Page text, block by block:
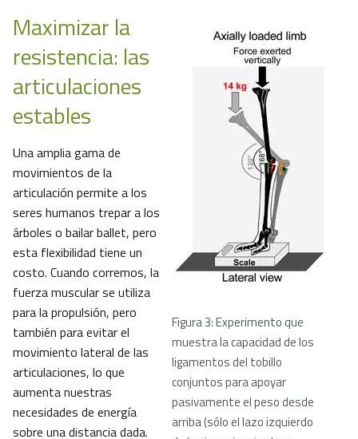
Figura 3: Experimento que
muestra la capacidad de los
ligamentos del tobillo
conjuntos para apoyar
pasivamente el peso desde
arriba (sólo el lazo izquierdo
Maximizar la
resistencia: las
articulaciones
estables
Una amplia gama de
movimientos de la
articulación permite a los
seres humanos trepar a los
árboles o bailar ballet, pero
esta flexibilidad tiene un
costo. Cuando corremos, la
fuerza muscular se utiliza
para la propulsión, pero
también para evitar el
movimiento lateral de las
articulaciones, lo que
aumenta nuestras
necesidades de energía
sobre una distancia dada.